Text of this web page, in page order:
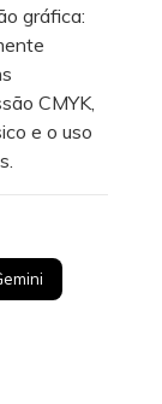
gráfica:
CMYK,
e o uso